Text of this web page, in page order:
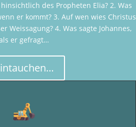
des Propheten Elia? 2. Was
er kommt? 3. Auf wen wies Christus
Weissagung? 4. Was sagte Johannes,
er gefragt…